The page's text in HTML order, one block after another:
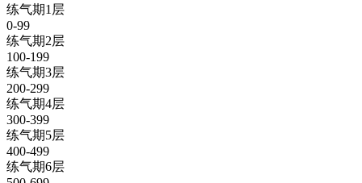
练气期1层
0-99
练气期2层
100-199
练气期3层
200-299
练气期4层
300-399
练气期5层
400-499
练气期6层